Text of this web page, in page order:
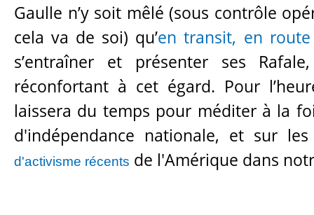
Gaulle n’y soit mêlé (sous contrôle
cela va de soi) qu’en transit, en route
s’entraîner et présenter ses
réconfortant à cet égard. Pour
laissera du temps pour méditer à la
d'indépendance nationale, et sur
d'activisme récents de l'Amérique dans